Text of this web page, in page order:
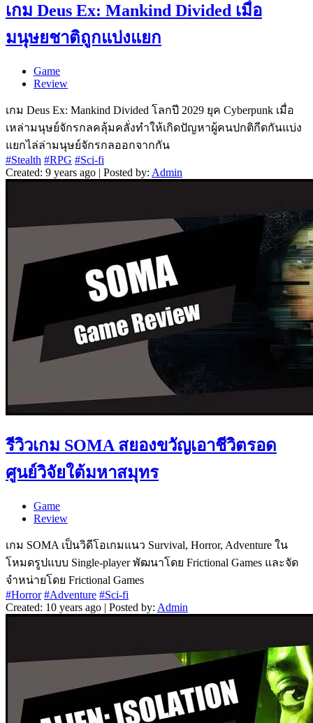
เกม Deus Ex: Mankind Divided เมื่อ
มนุษยชาติถูกแบ่งแยก
Game
Review
เกม Deus Ex: Mankind Divided โลกปี 2029 ยุค Cyberpunk เมื่อ
เหล่ามนุษย์จักรกลคลุ้มคลั่งทำให้เกิดปัญหาผู้คนปกติกีดกันแบ่ง
แยกไล่ล่ามนุษย์จักรกลออกจากกัน
#Stealth #RPG #Sci-fi
Created: 9 years ago | Posted by: Admin
รีวิวเกม SOMA สยองขวัญเอาชีวิตรอด
ศูนย์วิจัยใต้มหาสมุทร
Game
Review
เกม SOMA เป็นวิดีโอเกมแนว Survival, Horror, Adventure ใน
โหมดรูปแบบ Single-player พัฒนาโดย Frictional Games และจัด
จำหน่ายโดย Frictional Games
#Horror #Adventure #Sci-fi
Created: 10 years ago | Posted by: Admin